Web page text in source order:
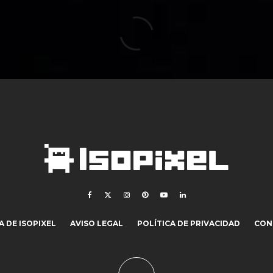
DE ISOPIXEL AVISO LEGAL POLÍTICA DE PRIVACIDAD